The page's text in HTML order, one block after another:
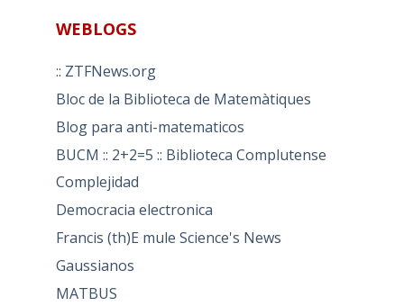
WEBLOGS
:: ZTFNews.org
Bloc de la Biblioteca de Matemàtiques
Blog para anti-matematicos
BUCM :: 2+2=5 :: Biblioteca Complutense
Complejidad
Democracia electronica
Francis (th)E mule Science's News
Gaussianos
MATBUS